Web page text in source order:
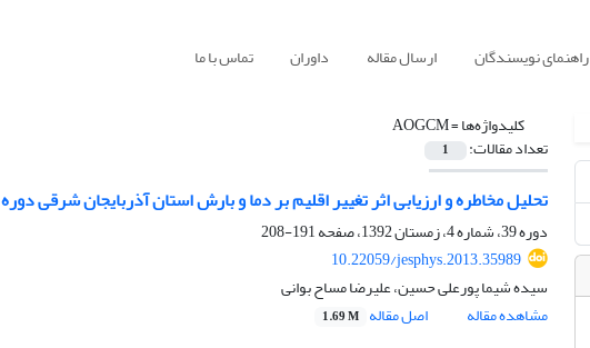
راهنمای نویسندگان ارسال مقاله داوران تماس با ما
کلیدواژه‌ها =AOGCM
تعداد مقالات: 1
تحلیل مخاطره و ارزیابی اثر تغییر اقلیم بر دما و بارش استان آذربایجان شرقی دوره 2013-2022
دوره 39، شماره 4، زمستان 1392، صفحه
191-208
10.22059/jesphys.2013.35989
سیده شیما پورعلی حسین، علیرضا مساح بوانی
مشاهده مقاله
اصل مقاله 1.69 M